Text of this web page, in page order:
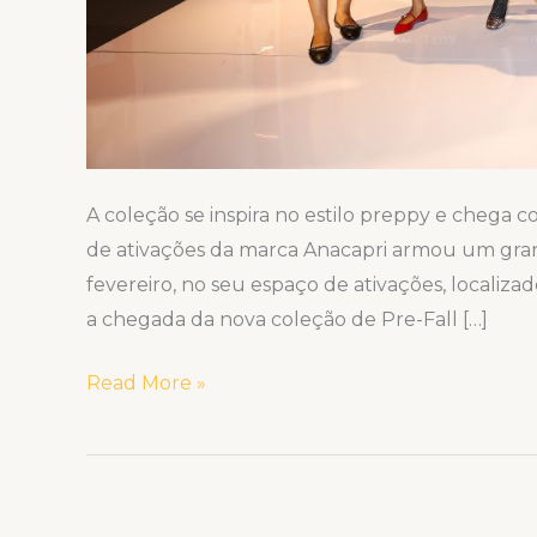
A coleção se inspira no estilo preppy e chega
de ativações da marca Anacapri armou um
fevereiro, no seu espaço de ativações,
a chegada da nova coleção de Pre-Fall […]
Read More »